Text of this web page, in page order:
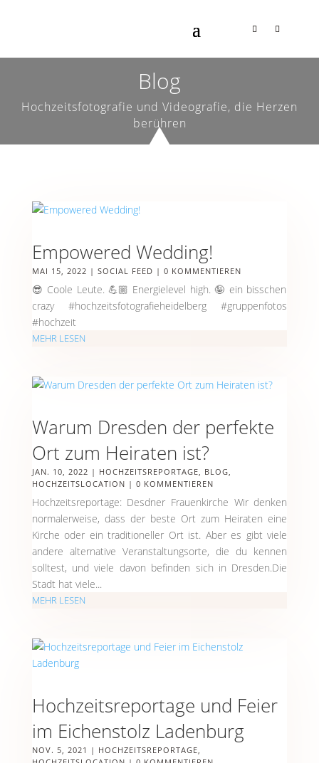
Blog
Hochzeitsfotografie und Videografie, die Herzen
berühren
Empowered Wedding!
MAI 15, 2022 | SOCIAL FEED | 0 KOMMENTIEREN
😎 Coole Leute. 💪🏼 Energielevel high. 🤪 ein bisschen
crazy #hochzeitsfotografieheidelberg #gruppenfotos
#hochzeit
MEHR LESEN
Warum Dresden der perfekte
Ort zum Heiraten ist?
JAN. 10, 2022 | HOCHZEITSREPORTAGE, BLOG,
HOCHZEITSLOCATION | 0 KOMMENTIEREN
Hochzeitsreportage: Desdner Frauenkirche Wir denken
normalerweise, dass der beste Ort zum Heiraten eine
Kirche oder ein traditioneller Ort ist. Aber es gibt viele
andere alternative Veranstaltungsorte, die du kennen
solltest, und viele davon befinden sich in Dresden.Die
Stadt hat viele...
MEHR LESEN
Hochzeitsreportage und Feier
im Eichenstolz Ladenburg
NOV. 5, 2021 | HOCHZEITSREPORTAGE,